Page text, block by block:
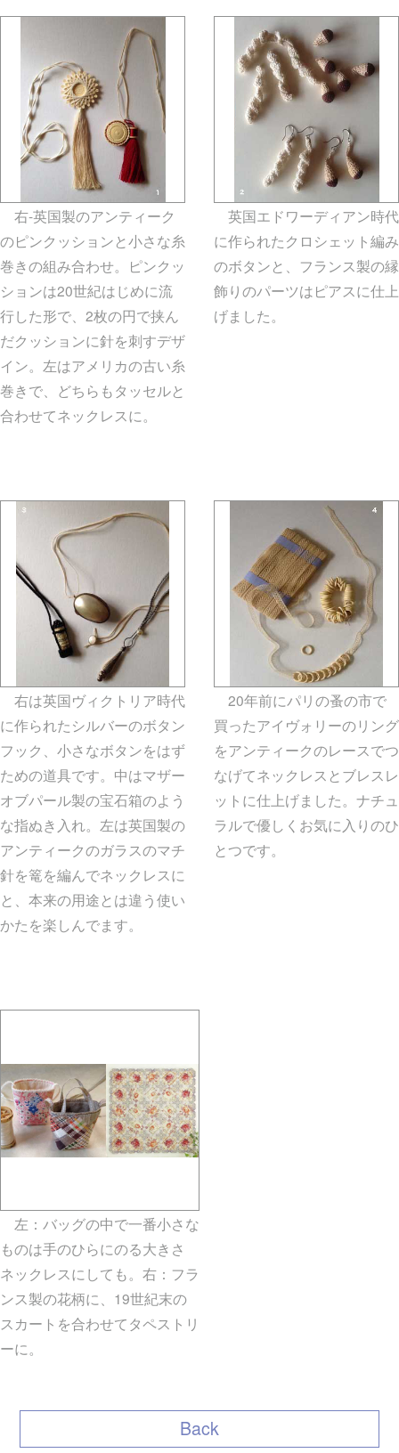
右-英国製のアンティーク
のピンクッションと小さな糸
巻きの組み合わせ。ピンクッ
ションは20世紀はじめに流
行した形で、2枚の円で挟ん
だクッションに針を刺すデザ
イン。左はアメリカの古い糸
巻きで、どちらもタッセルと
合わせてネックレスに。
英国エドワーディアン時代
に作られたクロシェット編み
のボタンと、フランス製の縁
飾りのパーツはピアスに仕上
げました。
右は英国ヴィクトリア時代
に作られたシルバーのボタン
フック、小さなボタンをはず
ための道具です。中はマザー
オブパール製の宝石箱のよう
な指ぬき入れ。左は英国製の
アンティークのガラスのマチ
針を篭を編んでネックレスに
と、本来の用途とは違う使い
かたを楽しんでます。
20年前にパリの蚤の市で
買ったアイヴォリーのリング
をアンティークのレースでつ
なげてネックレスとブレスレ
ットに仕上げました。ナチュ
ラルで優しくお気に入りのひ
とつです。
左：バッグの中で一番小さな
ものは手のひらにのる大きさ
ネックレスにしても。右：フラ
ンス製の花柄に、19世紀末の
スカートを合わせてタペストリ
ーに。
Back